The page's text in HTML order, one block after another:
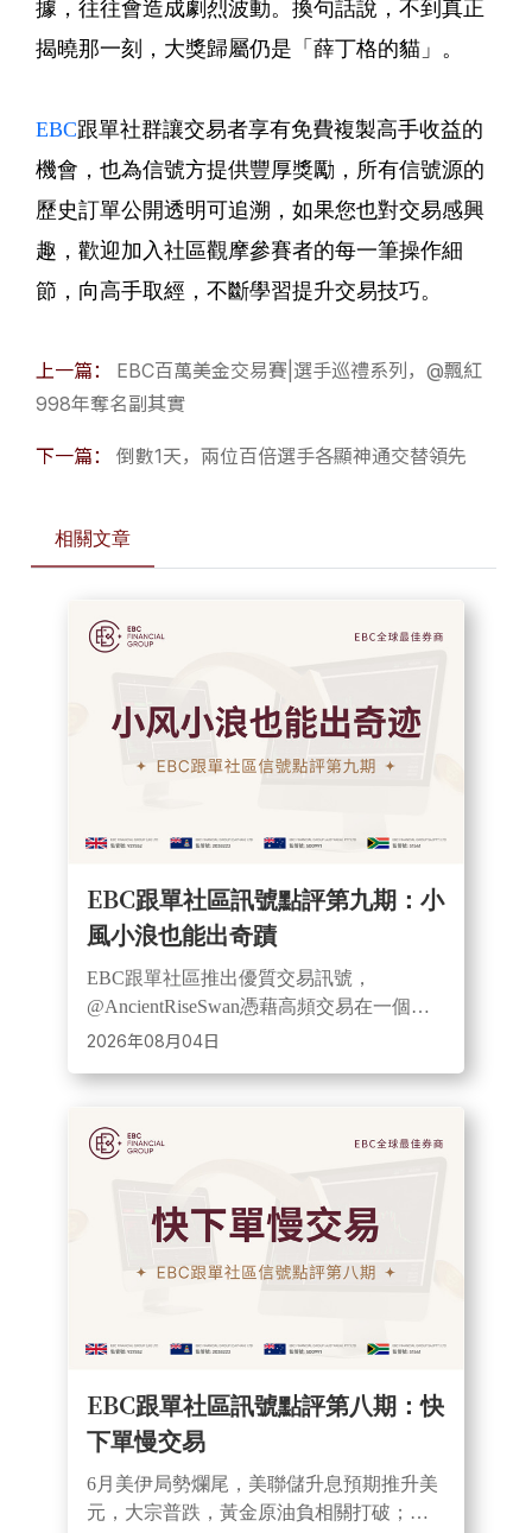
據，往往會造成劇烈波動。換句話說，不到真正
揭曉那一刻，大獎歸屬仍是「薛丁格的貓」。
EBC跟單社群讓交易者享有免費複製高手收益的
機會，也為信號方提供豐厚獎勵，所有信號源的
歷史訂單公開透明可追溯，如果您也對交易感興
趣，歡迎加入社區觀摩參賽者的每一筆操作細
節，向高手取經，不斷學習提升交易技巧。
上一篇：
EBC百萬美金交易賽|選手巡禮系列，@飄紅
998年奪名副其實
下一篇： 倒數1天，兩位百倍選手各顯神通交替領先
相關文章
EBC跟單社區訊號點評第九期：小
風小浪也能出奇蹟
EBC跟單社區推出優質交易訊號，
@AncientRiseSwan憑藉高頻交易在一個月
內實現近12倍收益。此訊號覆蓋黃金等多
2026年08月04日
EBC跟單社區訊號點評第八期：快
下單慢交易
6月美伊局勢爛尾，美聯儲升息預期推升美
元，大宗普跌，黃金原油負相關打破；